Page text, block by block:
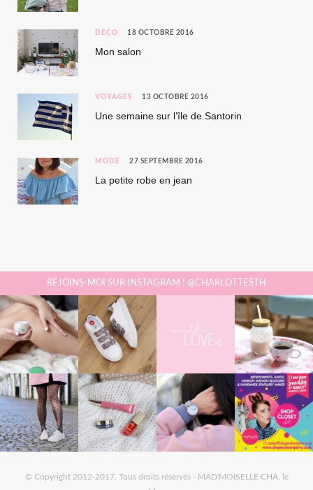
DÉCO 18 OCTOBRE 2016
Mon salon
VOYAGES 13 OCTOBRE 2016
Une semaine sur l’île de Santorin
MODE 27 SEPTEMBRE 2016
La petite robe en jean
REJOINS-MOI SUR INSTAGRAM ! @CHARLOTTESTH
© Copyright 2012-2017. Tous droits réservés - MAD'MOISELLE CHA, le